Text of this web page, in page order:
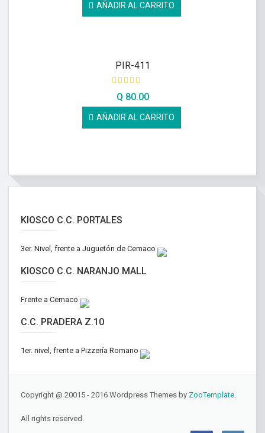
AÑADIR AL CARRITO
PIR-411
Q 80.00
AÑADIR AL CARRITO
KIOSCO C.C. PORTALES
3er. Nivel, frente a Juguetón de Cemaco
KIOSCO C.C. NARANJO MALL
Frente a Cemaco
C.C. PRADERA Z.10
1er. nivel, frente a Pizzería Romano
Copyright @ 20015 - 2016 Wordpress Themes by ZooTemplate.
All rights reserved.